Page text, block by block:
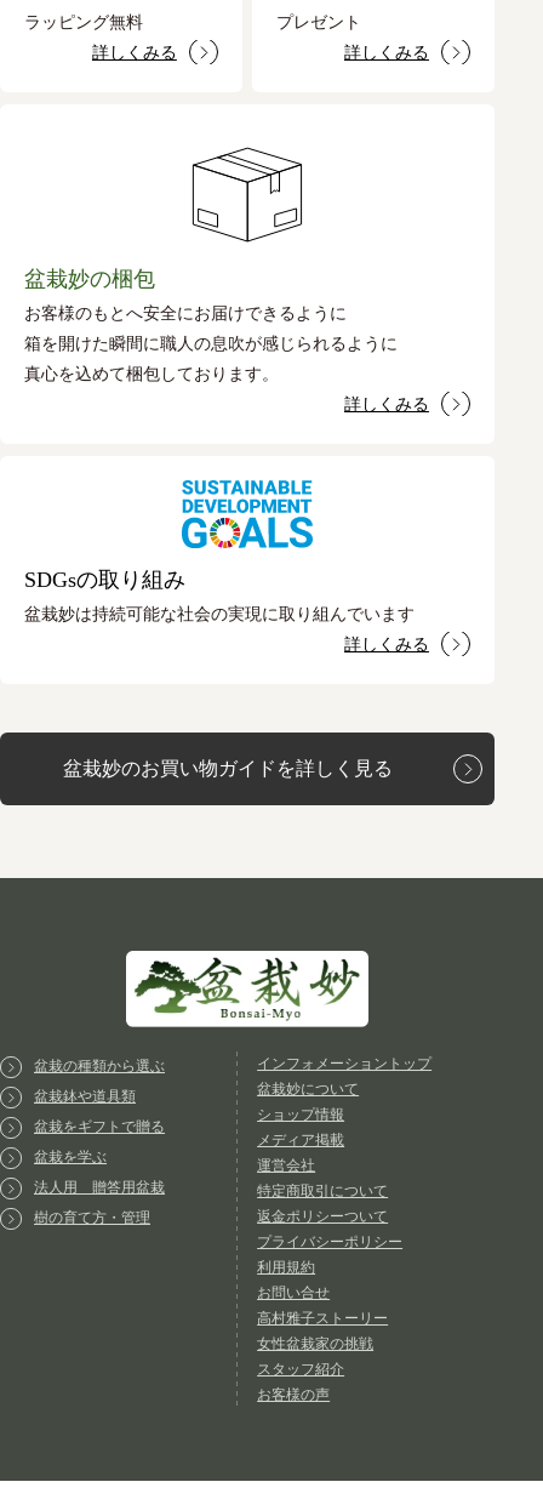
ラッピング無料
詳しくみる
プレゼント
詳しくみる
盆栽妙の梱包
お客様のもとへ安全にお届けできるように
箱を開けた瞬間に職人の息吹が感じられるように
真心を込めて梱包しております。
詳しくみる
SDGsの取り組み
盆栽妙は持続可能な社会の実現に取り組んでいます
詳しくみる
盆栽妙のお買い物ガイドを詳しく見る
盆栽の種類から選ぶ
盆栽鉢や道具類
盆栽をギフトで贈る
盆栽を学ぶ
法人用 贈答用盆栽
樹の育て方・管理
インフォメーショントップ
盆栽妙について
ショップ情報
メディア掲載
運営会社
特定商取引について
返金ポリシーついて
プライバシーポリシー
利用規約
お問い合せ
高村雅子ストーリー
女性盆栽家の挑戦
スタッフ紹介
お客様の声